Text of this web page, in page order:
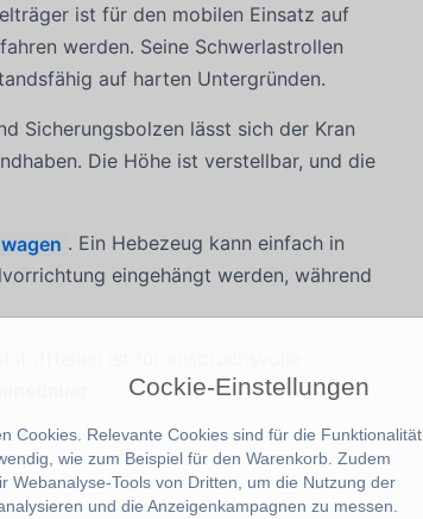
Cockie-Einstellungen
Cookies. Relevante Cookies sind für die Funktionalität
wie zum Beispiel für den Warenkorb. Zudem
Webanalyse-Tools von Dritten, um die Nutzung der
und die Anzeigenkampagnen zu messen.
ist für den mobilen Einsatz auf
werden. Seine Schwerlastrollen
auf harten Untergründen.
Sicherungsbolzen lässt sich der Kran
Die Höhe ist verstellbar, und die
. Ein Hebezeug kann einfach in
eingehängt werden, während